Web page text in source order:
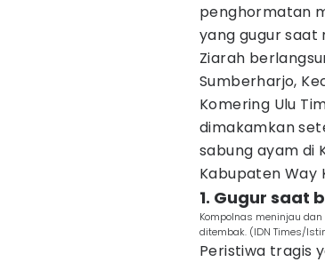
penghormatan
yang gugur saat
Ziarah
Sumberharjo,
Komering Ulu
dimakamkan
sabung ayam di
Kabupaten Way
1. Gugur saat
Kompolnas meninjau
ditembak. (IDN Times/
Peristiwa tragis